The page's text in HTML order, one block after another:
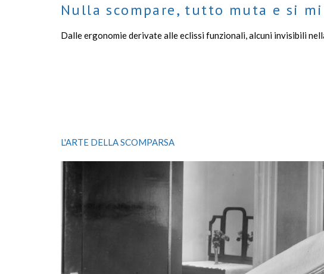
Nulla scompare, tutto muta e si
Dalle ergonomie derivate alle eclissi funzionali, alcuni invisibili
L'ARTE DELLA SCOMPARSA